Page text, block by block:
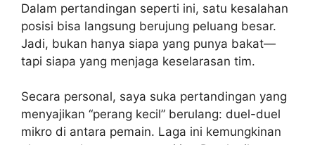
Dalam pertandingan seperti ini, satu kesalahan
posisi bisa langsung berujung peluang besar.
Jadi, bukan hanya siapa yang punya bakat—
tapi siapa yang menjaga keselarasan tim.
Secara personal, saya suka pertandingan yang
menyajikan “perang kecil” berulang: duel-duel
mikro di antara pemain. Laga ini kemungkinan